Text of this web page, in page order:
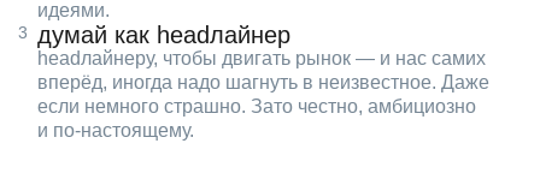
идеями.
думай как headлайнер
headлайнеру, чтобы двигать рынок — и нас самих
вперёд, иногда надо шагнуть в неизвестное. Даже
если немного страшно. Зато честно, амбициозно
и по‑настоящему.